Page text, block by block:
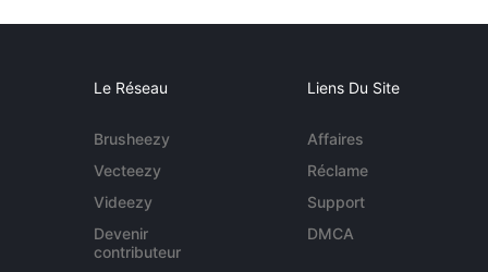
Le Réseau
Brusheezy
Vecteezy
Videezy
Devenir
contributeur
Liens Du Site
Affaires
Réclame
Support
DMCA